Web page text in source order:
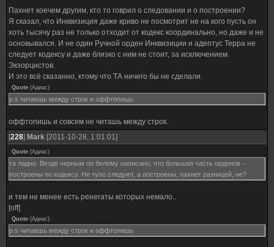
Пахнет коечем другим, кто то говрил о следовании и о построении?
Я сказал, что Инквизиция даже криво не посмотрит не на кого пусть он
хоть тысячу раз не только отходит от кодекс координально, но даже и не
основывался. И не один Ручной орден Инквизиции и адептус Терра не
следует кодексу и даже близко с ним не стоит, за исключением
Экзорцистов.
И это всё сказанно, ктому что ТА ничего бы не сделали.
Quote (Адиас)
p.s читаешь между строк и оффтопишь
оффтопишь и совсем не читашь между строк.
[228] Mark [2011-10-28, 1:01:01]
Quote (Адиас)
та ладно. Везде черным по белому написано, что большая часть орденов -
построены по кодексу. Не тупо следуют, а построены, пахнет разницей, не?
и тем не менее есть ренегаты которых немало..
[off]
Quote (Адиас)
p.s читаешь между строк и оффтопишь